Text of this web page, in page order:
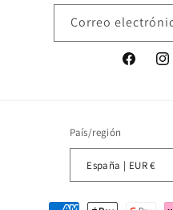
Correo
Facebook
País/región
España | EUR €
Formas